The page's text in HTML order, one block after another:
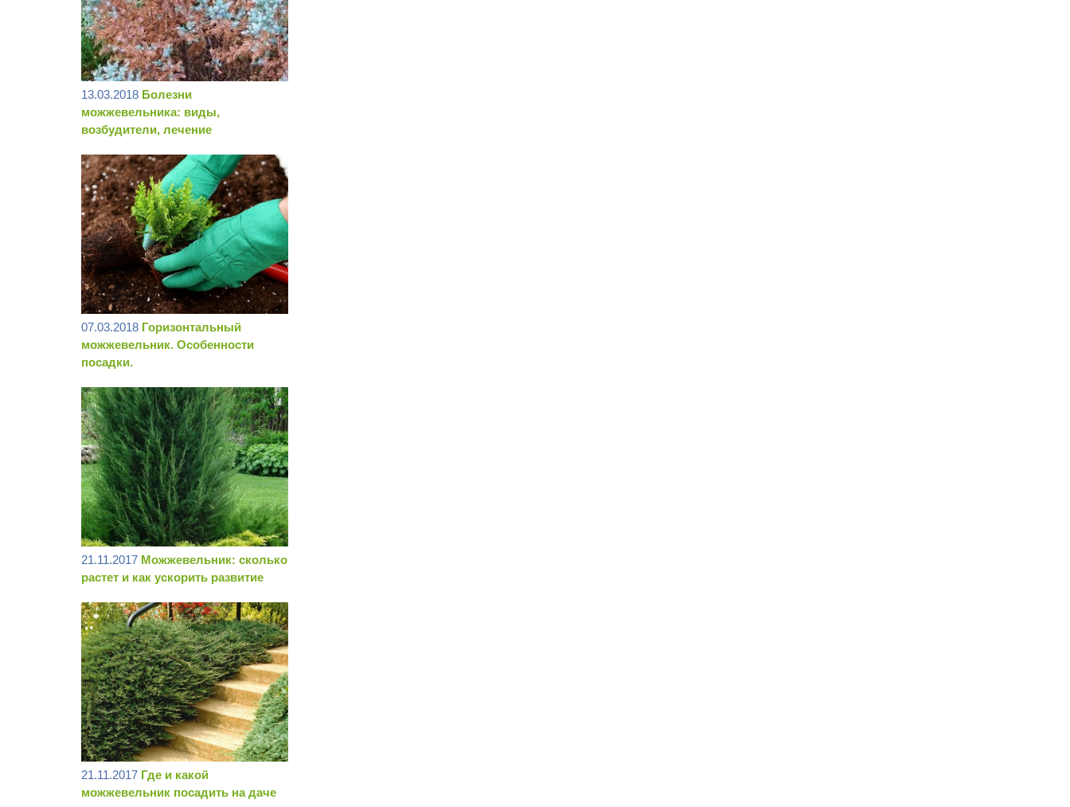
13.03.2018 Болезни
можжевельника: виды,
возбудители, лечение
07.03.2018 Горизонтальный
можжевельник. Особенности
посадки.
21.11.2017 Можжевельник: сколько
растет и как ускорить развитие
21.11.2017 Где и какой
можжевельник посадить на даче